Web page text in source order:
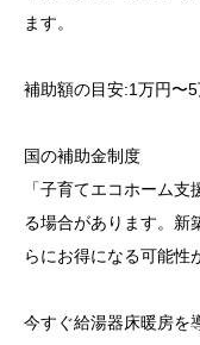
ます。
補助額の目安:1万円〜
国の補助金制度
「子育てエコホーム
る場合があります。新
らにお得になる可能性
今すぐ給湯器床暖房を